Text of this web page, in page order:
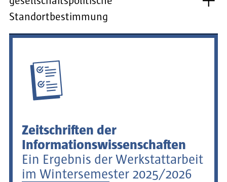
Standortbestimmung
Zeitschriften der
Informationswissenschaften
Ein Ergebnis der Werkstattarbeit
im Wintersemester 2025/2026